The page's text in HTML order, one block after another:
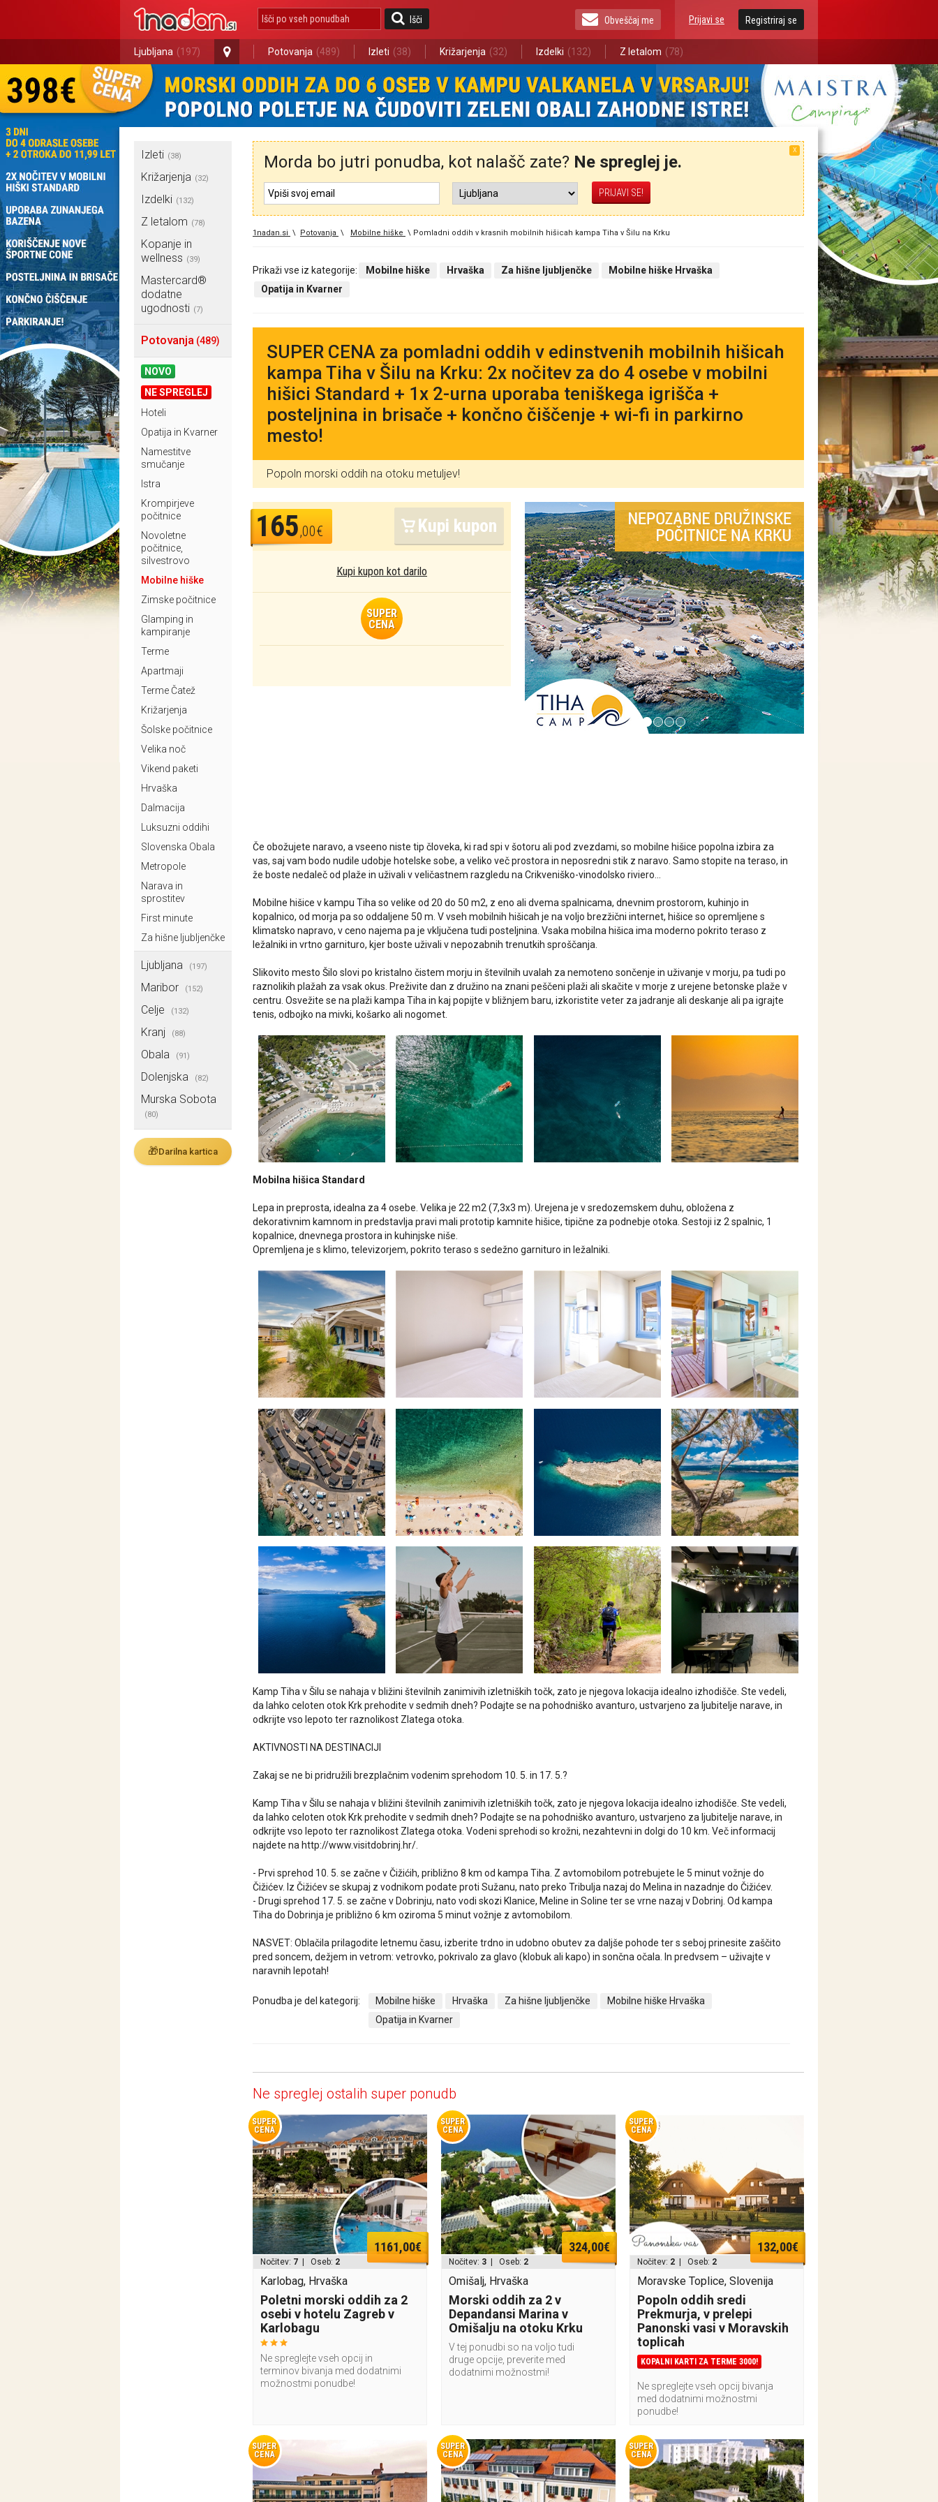
Išči Prijavi se Registriraj se
Obveščaj me
Ljubljana (197) Potovanja (489) Izleti (38) Križarjenja (32) Izdelki (132) Z letalom (78)
Izleti (38)
Križarjenja (32)
Izdelki (132)
Z letalom (78)
Kopanje in
wellness (39)
Mastercard®
dodatne
ugodnosti (7)
Potovanja (489)
NOVO
NE SPREGLEJ
Hoteli
Opatija in Kvarner
Namestitve
smučanje
Istra
Krompirjeve
počitnice
Novoletne
počitnice,
silvestrovo
Mobilne hiške
Zimske počitnice
Glamping in
kampiranje
Terme
Apartmaji
Terme Čatež
Križarjenja
Šolske počitnice
Velika noč
Vikend paketi
Hrvaška
Dalmacija
Luksuzni oddihi
Slovenska Obala
Metropole
Narava in
sprostitev
First minute
Za hišne ljubljenčke
Ljubljana (197)
Maribor (152)
Celje (132)
Kranj (88)
Obala (91)
Dolenjska (82)
Murska Sobota
(80)
🎁Darilna kartica
X
Morda bo jutri ponudba, kot nalašč zate? Ne spreglej je.
1nadan.si \ Potovanja \ Mobilne hiške \ Pomladni oddih v krasnih mobilnih hišicah kampa Tiha v Šilu na Krku
Prikaži vse iz kategorije: Mobilne hiške Hrvaška Za hišne ljubljenčke
Mobilne hiške Hrvaška
Opatija in Kvarner
SUPER CENA za pomladni oddih v edinstvenih mobilnih hišicah
kampa Tiha v Šilu na Krku: 2x nočitev za do 4 osebe v mobilni
hišici Standard + 1x 2-urna uporaba teniškega igrišča +
posteljnina in brisače + končno čiščenje + wi-fi in parkirno
mesto!
Popoln morski oddih na otoku metuljev!
165,00€ Kupi kupon
Kupi kupon kot darilo
SUPER
CENA
Če obožujete naravo, a vseeno niste tip človeka, ki rad spi v šotoru ali pod zvezdami, so mobilne hišice popolna izbira za
vas, saj vam bodo nudile udobje hotelske sobe, a veliko več prostora in neposredni stik z naravo. Samo stopite na teraso, in
že boste nedaleč od plaže in uživali v veličastnem razgledu na Crikveniško-vinodolsko riviero...
Mobilne hišice v kampu Tiha so velike od 20 do 50 m2, z eno ali dvema spalnicama, dnevnim prostorom, kuhinjo in
kopalnico, od morja pa so oddaljene 50 m. V vseh mobilnih hišicah je na voljo brezžični internet, hišice so opremljene s
klimatsko napravo, v ceno najema pa je vključena tudi posteljnina. Vsaka mobilna hišica ima moderno pokrito teraso z
ležalniki in vrtno garnituro, kjer boste uživali v nepozabnih trenutkih sproščanja.
Slikovito mesto Šilo slovi po kristalno čistem morju in številnih uvalah za nemoteno sončenje in uživanje v morju, pa tudi po
raznolikih plažah za vsak okus. Preživite dan z družino na znani peščeni plaži ali skačite v morje z urejene betonske plaže v
centru. Osvežite se na plaži kampa Tiha in kaj popijte v bližnjem baru, izkoristite veter za jadranje ali deskanje ali pa igrajte
tenis, odbojko na mivki, košarko ali nogomet.
Mobilna hišica Standard
Lepa in preprosta, idealna za 4 osebe. Velika je 22 m2 (7,3x3 m). Urejena je v sredozemskem duhu, obložena z
dekorativnim kamnom in predstavlja pravi mali prototip kamnite hišice, tipične za podnebje otoka. Sestoji iz 2 spalnic, 1
kopalnice, dnevnega prostora in kuhinjske niše.
Opremljena je s klimo, televizorjem, pokrito teraso s sedežno garnituro in ležalniki.
Kamp Tiha v Šilu se nahaja v bližini številnih zanimivih izletniških točk, zato je njegova lokacija idealno izhodišče. Ste vedeli,
da lahko celoten otok Krk prehodite v sedmih dneh? Podajte se na pohodniško avanturo, ustvarjeno za ljubitelje narave, in
odkrijte vso lepoto ter raznolikost Zlatega otoka.
AKTIVNOSTI NA DESTINACIJI
Zakaj se ne bi pridružili brezplačnim vodenim sprehodom 10. 5. in 17. 5.?
Kamp Tiha v Šilu se nahaja v bližini številnih zanimivih izletniških točk, zato je njegova lokacija idealno izhodišče. Ste vedeli,
da lahko celoten otok Krk prehodite v sedmih dneh? Podajte se na pohodniško avanturo, ustvarjeno za ljubitelje narave, in
odkrijte vso lepoto ter raznolikost Zlatega otoka. Vodeni sprehodi so krožni, nezahtevni in dolgi do 10 km. Več informacij
najdete na http://www.visitdobrinj.hr/.
- Prvi sprehod 10. 5. se začne v Čižićih, približno 8 km od kampa Tiha. Z avtomobilom potrebujete le 5 minut vožnje do
Čižićev. Iz Čižićev se skupaj z vodnikom podate proti Sužanu, nato preko Tribulja nazaj do Melina in nazadnje do Čižićev.
- Drugi sprehod 17. 5. se začne v Dobrinju, nato vodi skozi Klanice, Meline in Soline ter se vrne nazaj v Dobrinj. Od kampa
Tiha do Dobrinja je približno 6 km oziroma 5 minut vožnje z avtomobilom.
NASVET: Oblačila prilagodite letnemu času, izberite trdno in udobno obutev za daljše pohode ter s seboj prinesite zaščito
pred soncem, dežjem in vetrom: vetrovko, pokrivalo za glavo (klobuk ali kapo) in sončna očala. In predvsem – uživajte v
naravnih lepotah!
Ponudba je del kategorij: Mobilne hiške Hrvaška Za hišne ljubljenčke
Mobilne hiške Hrvaška
Opatija in Kvarner
Ne spreglej ostalih super ponudb
SUPER
CENA
1161,00€
Nočitev: 7 | Oseb: 2
Karlobag, Hrvaška
Poletni morski oddih za 2
osebi v hotelu Zagreb v
Karlobagu
Ne spreglejte vseh opcij in
terminov bivanja med dodatnimi
možnostmi ponudbe!
SUPER
CENA
324,00€
Nočitev: 3 | Oseb: 2
Omišalj, Hrvaška
Morski oddih za 2 v
Depandansi Marina v
Omišalju na otoku Krku
V tej ponudbi so na voljo tudi
druge opcije, preverite med
dodatnimi možnostmi!
SUPER
CENA
132,00€
Nočitev: 2 | Oseb: 2
Moravske Toplice, Slovenija
Popoln oddih sredi
Prekmurja, v prelepi
Panonski vasi v Moravskih
toplicah
KOPALNI KARTI ZA TERME 3000!
Ne spreglejte vseh opcij bivanja
med dodatnimi možnostmi
ponudbe!
SUPER
CENA
SUPER
CENA
SUPER
CENA